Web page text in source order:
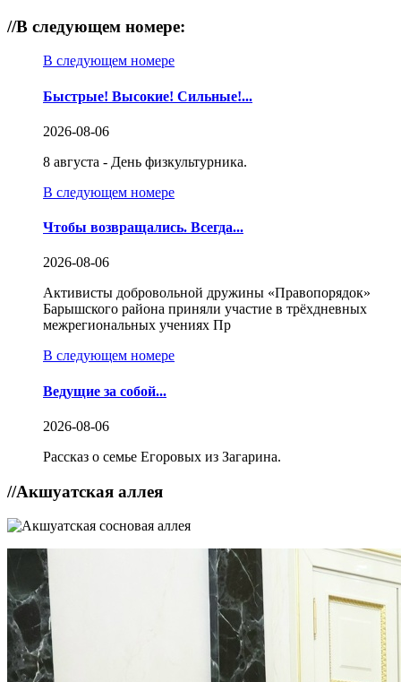
//В следующем номере:
В следующем номере
Быстрые! Высокие! Сильные!...
2026-08-06
8 августа - День физкультурника.
В следующем номере
Чтобы возвращались. Всегда...
2026-08-06
Активисты добровольной дружины «Правопорядок»
Барышского района приняли участие в трёхдневных
межрегиональных учениях Пр
В следующем номере
Ведущие за собой...
2026-08-06
Рассказ о семье Егоровых из Загарина.
//Акшуатская аллея